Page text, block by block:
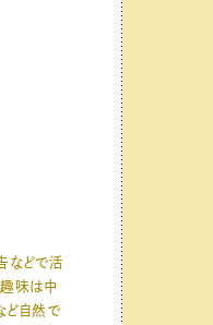
などで活
趣味は中
ど自然で